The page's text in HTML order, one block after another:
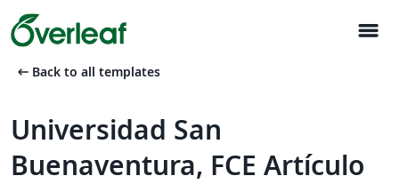
menu
arrow_left_alt Back to all templates
Universidad San
Buenaventura, FCE Artículo